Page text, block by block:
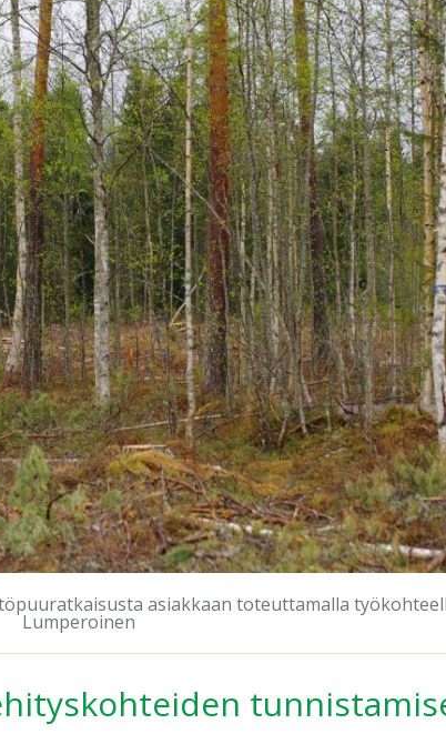
asiakkaan toteuttamalla
Lumperoinen